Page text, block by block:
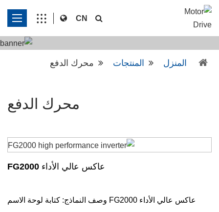
CN
المنزل المنتجات محرك الدفع
محرك الدفع
عاكس عالي الأداء FG2000
عاكس عالي الأداء FG2000 وصف النماذج: كتابة لوحة الاسم